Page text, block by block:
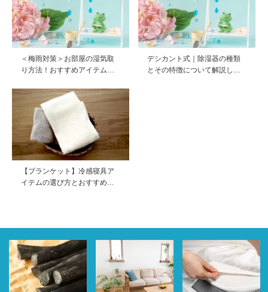
＜梅雨対策＞お部屋の湿気取
り方法！おすすめアイテム…
デシカント式｜除湿器の種類
とその特徴について解説し…
【ブランケット】冷感寝具ア
イテムの選び方とおすすめ…